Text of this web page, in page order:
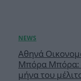
Αθηνά
Μπόρα Μπόρα:
μήνα του